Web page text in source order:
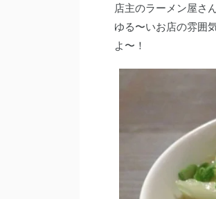
店主のラーメン屋さ
ゆる〜いお店の雰囲
よ〜！